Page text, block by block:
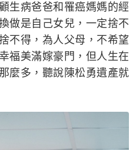
生病爸爸和罹癌媽媽的經
做是自己女兒，一定捨不
不得，為人父母，不希望
福美滿嫁豪門，但人生在
麼多，聽說陳松勇遺產就